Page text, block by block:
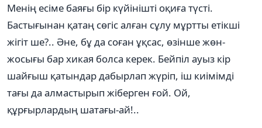
Менің есіме баяғы бір күйінішті оқиға түсті.
Бастығынан қатаң сөгіс алған сұлу мұртты етікші
жігіт ше?.. Әне, бұ да соған ұқсас, өзінше жөн-
жосығы бар хикая болса керек. Бейпіл ауыз кір
шайғыш қатындар дабырлап жүріп, іш киімімді
тағы да алмастырып жіберген ғой. Ой,
құрғырлардың шатағы-ай!..